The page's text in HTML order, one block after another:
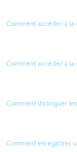
Comment accéder à la
Comment accéder à la
Comment distinguer
Comment enregistrer